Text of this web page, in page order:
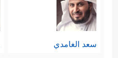
سعد الغامدي